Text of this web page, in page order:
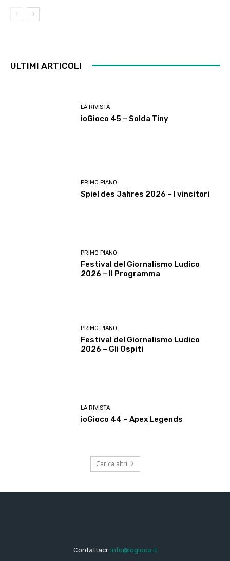
ULTIMI ARTICOLI
LA RIVISTA
ioGioco 45 – Solda Tiny
PRIMO PIANO
Spiel des Jahres 2026 – I vincitori
PRIMO PIANO
Festival del Giornalismo Ludico
2026 – Il Programma
PRIMO PIANO
Festival del Giornalismo Ludico
2026 – Gli Ospiti
LA RIVISTA
ioGioco 44 – Apex Legends
Carica altri
Contattaci: info@iogioco.it